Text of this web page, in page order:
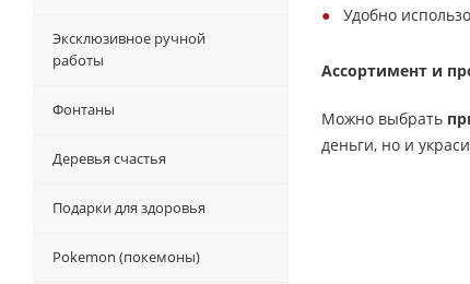
Удобно
Ассортимент и
Можно выбрать
деньги, но и
Эксклюзивное ручной
работы
Фонтаны
Деревья счастья
Подарки для здоровья
Pokemon (покемоны)